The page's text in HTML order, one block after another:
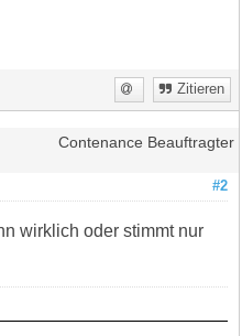
Zitieren
Contenance Beauftragter
#2
wirklich oder stimmt nur